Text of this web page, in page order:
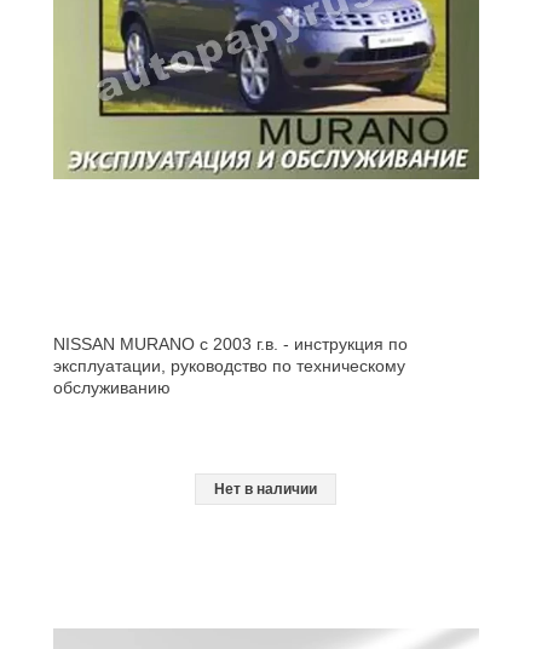
NISSAN MURANO с 2003 г.в. - инструкция по
эксплуатации, руководство по техническому
обслуживанию
Нет в наличии